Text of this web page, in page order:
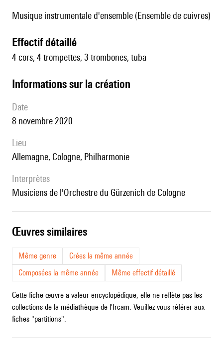
Musique instrumentale d'ensemble (Ensemble de cuivres)
effectif détaillé
4 cors, 4 trompettes, 3 trombones, tuba
informations sur la création
date
8 novembre 2020
lieu
Allemagne, Cologne, Philharmonie
interprètes
musiciens de l'Orchestre du Gürzenich de Cologne
œuvres similaires
Même genre
Crées la même année
Composées la même année
Même effectif détaillé
Cette fiche œuvre a valeur encyclopédique, elle ne reflète pas les
collections de la médiathèque de l'Ircam. Veuillez vous référer aux
fiches "partitions".